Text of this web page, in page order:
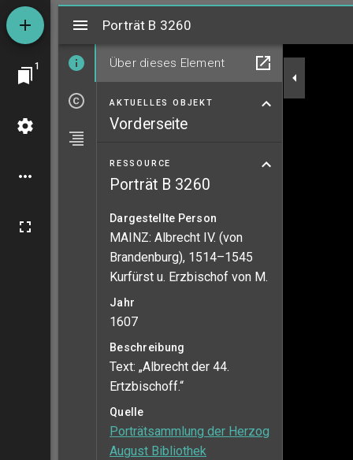
1
MiradorPorträt B 3260
Über dieses Element
AKTUELLES OBJEKT
Vorderseite
RESSOURCE
Porträt B 3260
Dargestellte Person
MAINZ: Albrecht IV. (von
Brandenburg), 1514–1545
Kurfürst u. Erzbischof von M.
Jahr
1607
Beschreibung
Text: „Albrecht der 44.
Ertzbischoff.“
Quelle
Porträtsammlung der Herzog
August Bibliothek
Porträt B 3260